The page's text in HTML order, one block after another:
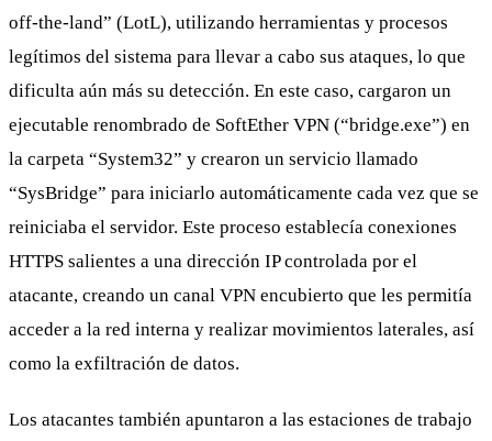
off-the-land” (LotL), utilizando herramientas y procesos
legítimos del sistema para llevar a cabo sus ataques, lo que
dificulta aún más su detección. En este caso, cargaron un
ejecutable renombrado de SoftEther VPN (“bridge.exe”) en
la carpeta “System32” y crearon un servicio llamado
“SysBridge” para iniciarlo automáticamente cada vez que se
reiniciaba el servidor. Este proceso establecía conexiones
HTTPS salientes a una dirección IP controlada por el
atacante, creando un canal VPN encubierto que les permitía
acceder a la red interna y realizar movimientos laterales, así
como la exfiltración de datos.
Los atacantes también apuntaron a las estaciones de trabajo